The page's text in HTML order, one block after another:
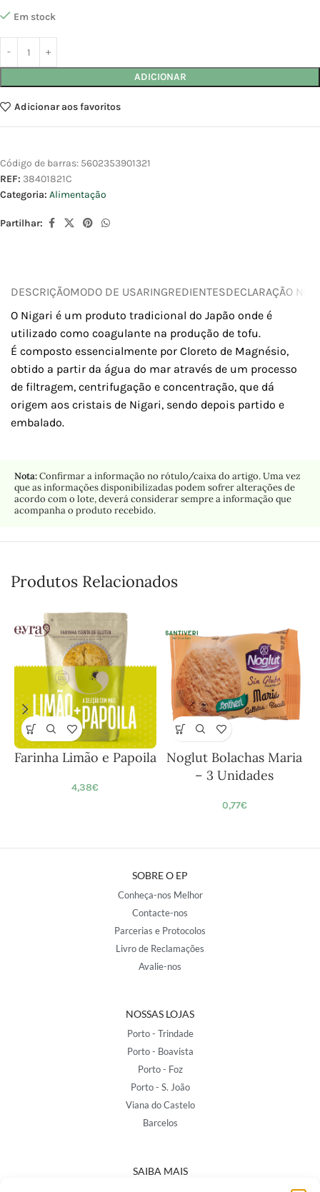
Em stock
ADICIONAR
Adicionar aos favoritos
Código de barras: 5602353901321
REF: 38401821C
Categoria: Alimentação
Partilhar:
DESCRIÇÃOMODO DE USARINGREDIENTESDECLARAÇÃO
O Nigari é um produto tradicional do Japão onde é
utilizado como coagulante na produção de tofu.
É composto essencialmente por Cloreto de Magnésio,
obtido a partir da água do mar através de um processo
de filtragem, centrifugação e concentração, que dá
origem aos cristais de Nigari, sendo depois partido e
embalado.
Nota:Confirmar a informação no rótulo/caixa do artigo. Uma vez
que as informações disponibilizadas podem sofrer alterações de
acordo com o lote, deverá considerar sempre a informação que
acompanha o produto recebido.
Produtos Relacionados
Farinha Limão e Papoila
4,38€
Noglut Bolachas Maria
– 3 Unidades
0,77€
SOBRE O EP
Conheça-nos Melhor
Contacte-nos
Parcerias e Protocolos
Livro de Reclamações
Avalie-nos
NOSSAS LOJAS
Porto - Trindade
Porto - Boavista
Porto - Foz
Porto - S. João
Viana do Castelo
Barcelos
SAIBA MAIS